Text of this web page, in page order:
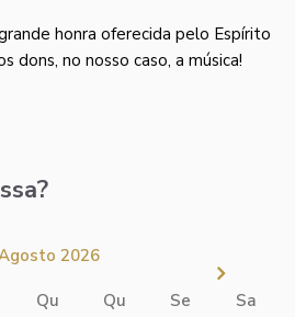
honra oferecida pelo Espírito
dons, no nosso caso, a música!
2026
Qu Qu Se
Sa